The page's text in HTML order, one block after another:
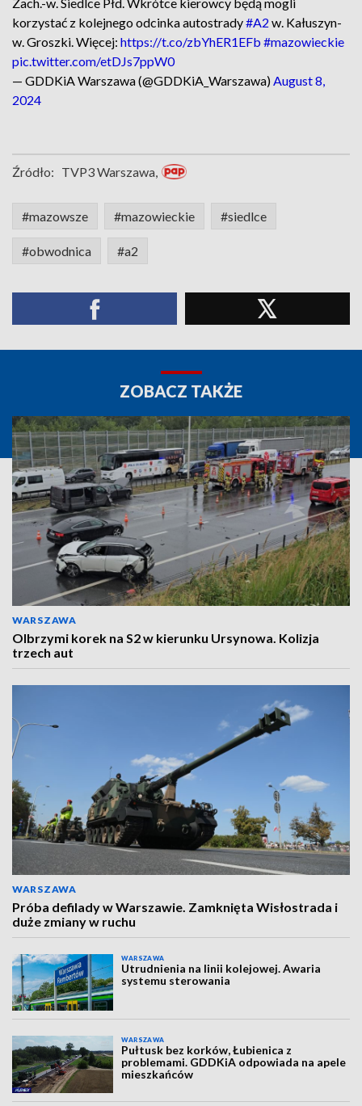
korzystać z kolejnego odcinka autostrady#A2 w. Kałuszyn-
w. Groszki. Więcej: https://t.co/zbYhER1EFb #mazowieckie
pic.twitter.com/etDJs7ppW0
— GDDKiA Warszawa (@GDDKiA_Warszawa)August 8,
2024
Źródło: TVP3 Warszawa,
#mazowsze #mazowieckie #siedlce
#obwodnica #a2
ZOBACZ TAKŻE
WARSZAWA
Olbrzymi korek na S2 w kierunku Ursynowa. Kolizja
trzech aut
WARSZAWA
Próba defilady w Warszawie. Zamknięta Wisłostrada i
duże zmiany w ruchu
WARSZAWA
Utrudnienia na linii kolejowej. Awaria
systemu sterowania
WARSZAWA
Pułtusk bez korków, Łubienica z
problemami. GDDKiA odpowiada na apele
mieszkańców